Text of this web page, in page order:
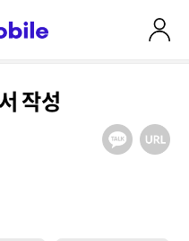
SK 7mobile
작성